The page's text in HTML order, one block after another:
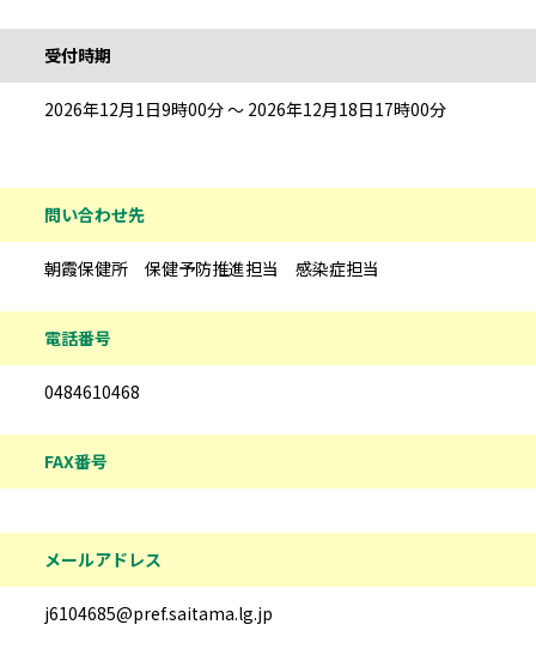
受付時期
2026年12月1日9時00分 ～ 2026年12月18日17時00分
問い合わせ先
朝霞保健所 保健予防推進担当 感染症担当
電話番号
0484610468
FAX番号
メールアドレス
j6104685@pref.saitama.lg.jp